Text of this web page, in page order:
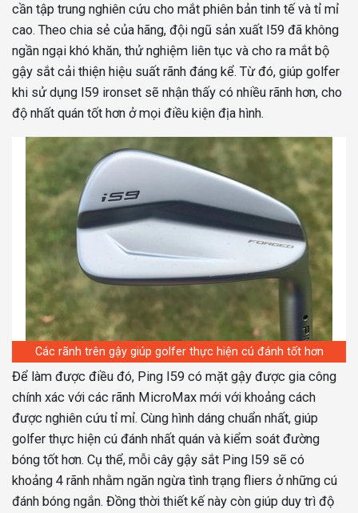
cần tập trung nghiên cứu cho mắt phiên bản tinh tế và tỉ mỉ
cao. Theo chia sẻ của hãng, đội ngũ sản xuất I59 đã không
ngần ngại khó khăn, thử nghiệm liên tục và cho ra mắt bộ
gậy sắt cải thiện hiệu suất rãnh đáng kể. Từ đó, giúp golfer
khi sử dụng I59 ironset sẽ nhận thấy có nhiều rãnh hơn, cho
độ nhất quán tốt hơn ở mọi điều kiện địa hình.
Các rãnh trên gậy giúp golfer thực hiện cú đánh tốt hơn
Để làm được điều đó, Ping I59 có mặt gậy được gia công
chính xác với các rãnh MicroMax mới với khoảng cách
được nghiên cứu tỉ mỉ. Cùng hình dáng chuẩn nhất, giúp
golfer thực hiện cú đánh nhất quán và kiểm soát đường
bóng tốt hơn. Cụ thể, mỗi cây gậy sắt Ping I59 sẽ có
khoảng 4 rãnh nhằm ngăn ngừa tình trạng fliers ở những cú
đánh bóng ngắn. Đồng thời thiết kế này còn giúp duy trì độ